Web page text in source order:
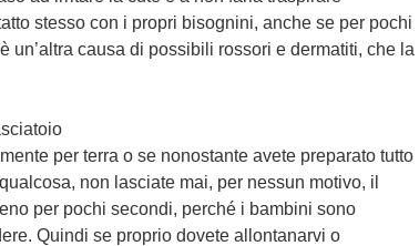
stesso con i propri bisognini, anche se per pochi
un’altra causa di possibili rossori e dermatiti, che la
per terra o se nonostante avete preparato tutto
non lasciate mai, per nessun motivo, il
per pochi secondi, perché i bambini sono
Quindi se proprio dovete allontanarvi o